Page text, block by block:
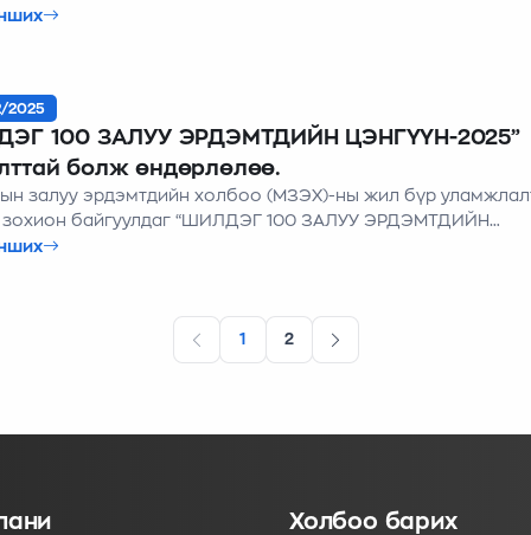
2025
100 ЗАЛУУ ЭРДЭМТДИЙН ЦЭНГҮҮН-2025”
болж өндөрлөлөө.
залуу эрдэмтдийн холбоо (МЗЭХ)-ны жил бүр
зохион байгуулдаг “ШИЛДЭГ 100 ЗАЛУУ ЭРДЭМТДИЙН
2025”-д салбар салбарын шилдэг залуу эрдэмтэн,
салбар, Биологи-Хөдөө аж ахуйн салбар, Бизнес,
ухааны салбар гэсэн 7 салбарын шилдэг 100 судлаачид
1 2
Холбоо барих